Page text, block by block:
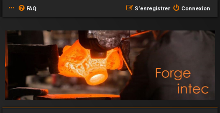
FAQ Connexion
S’enregistrer